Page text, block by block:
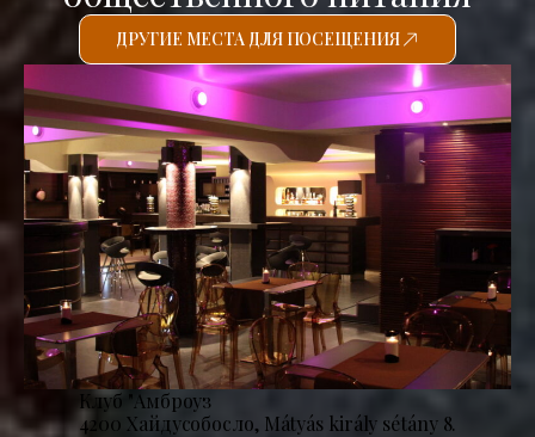
ДРУГИЕ МЕСТА ДЛЯ ПОСЕЩЕНИЯ
Клуб "Амброуз
4200 Хайдусобосло, Mátyás király sétány 8.